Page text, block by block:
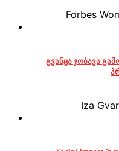
Forbes
გვანცა ჯობავა
Iza